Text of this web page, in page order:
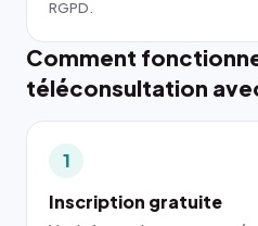
RGPD.
Comment
téléconsultation
1
Inscription gratuite